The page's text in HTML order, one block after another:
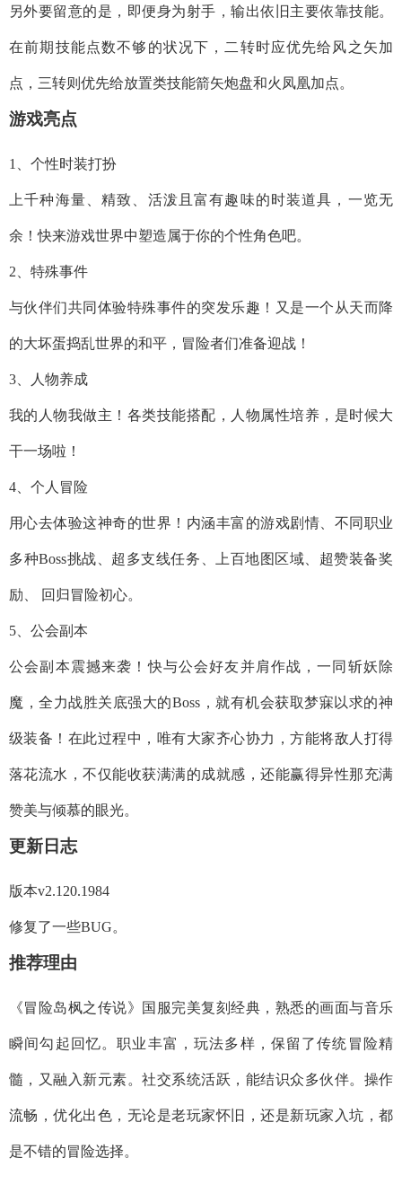
另外要留意的是，即便身为射手，输出依旧主要依靠技能。
在前期技能点数不够的状况下，二转时应优先给风之矢加
点，三转则优先给放置类技能箭矢炮盘和火凤凰加点。
游戏亮点
1、个性时装打扮
上千种海量、精致、活泼且富有趣味的时装道具，一览无
余！快来游戏世界中塑造属于你的个性角色吧。
2、特殊事件
与伙伴们共同体验特殊事件的突发乐趣！又是一个从天而降
的大坏蛋捣乱世界的和平，冒险者们准备迎战！
3、人物养成
我的人物我做主！各类技能搭配，人物属性培养，是时候大
干一场啦！
4、个人冒险
用心去体验这神奇的世界！内涵丰富的游戏剧情、不同职业
多种Boss挑战、超多支线任务、上百地图区域、超赞装备奖
励、 回归冒险初心。
5、公会副本
公会副本震撼来袭！快与公会好友并肩作战，一同斩妖除
魔，全力战胜关底强大的Boss，就有机会获取梦寐以求的神
级装备！在此过程中，唯有大家齐心协力，方能将敌人打得
落花流水，不仅能收获满满的成就感，还能赢得异性那充满
赞美与倾慕的眼光。
更新日志
版本v2.120.1984
修复了一些BUG。
推荐理由
《冒险岛枫之传说》国服完美复刻经典，熟悉的画面与音乐
瞬间勾起回忆。职业丰富，玩法多样，保留了传统冒险精
髓，又融入新元素。社交系统活跃，能结识众多伙伴。操作
流畅，优化出色，无论是老玩家怀旧，还是新玩家入坑，都
是不错的冒险选择。